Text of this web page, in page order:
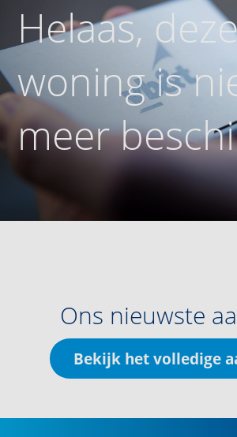
Helaas,
woning is
meer
Ons nieuwste
Bekijk het volledige